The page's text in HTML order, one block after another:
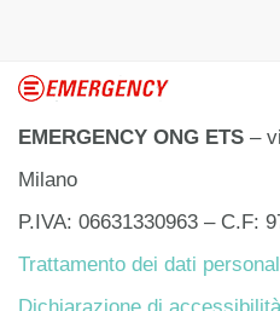
EMERGENCY ONG ETS –
Milano
P.IVA: 06631330963 – C.F:
Trattamento dei dati